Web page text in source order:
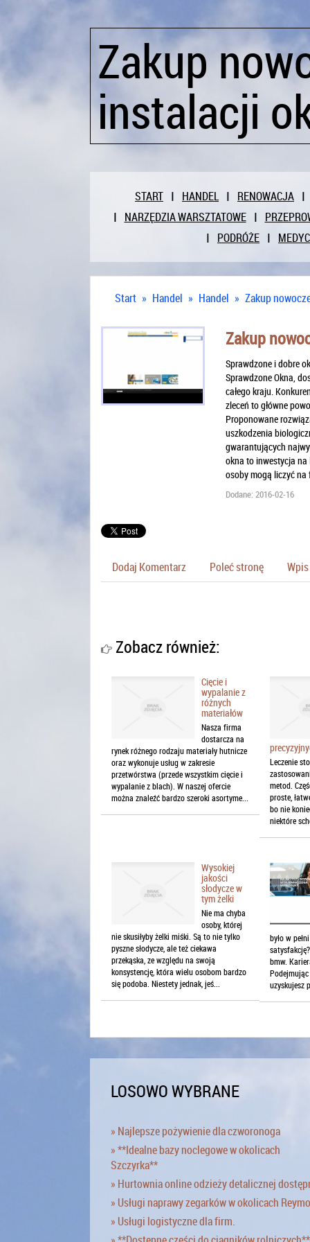
Zakup
instalacji
START HANDEL
RENOWACJA
NARZĘDZIA WARSZTATOWE
PODRÓŻE
Start » Handel » Handel » Zakup
Zakup
Sprawdzone i dobre
Sprawdzone Okna,
całego kraju.
zleceń to główne
Proponowane
uszkodzenia
gwarantujących
okna to inwestycja
osoby mogą liczyć na
Dodane: 2016-02-16
Dodaj Komentarz Poleć stronę
Zobacz również:
Cięcie i
wypalanie z
różnych
materiałów
Nasza firma
dostarcza na
rynek różnego rodzaju materiały hutnicze
oraz wykonuje usług w zakresie
przetwórstwa (przede wszystkim cięcie i
wypalanie z blach). W naszej ofercie
można znaleźć bardzo szeroki asortyme...
Leczenie
metod.
proste,
bo nie
niektóre
Wysokiej
jakości
słodycze w
tym żelki
Nie ma chyba
osoby, której
nie skusiłyby żelki miśki. Są to nie tylko
pyszne słodycze, ale też ciekawa
przekąska, ze względu na swoją
konsystencję, która wielu osobom bardzo
się podoba. Niestety jednak, jeś...
było w
bmw.
uzyskujesz
LOSOWO WYBRANE
» Najlepsze pożywienie dla czworonoga
» **Idealne bazy noclegowe w okolicach
Szczyrka**
» Hurtownia online odzieży detalicznej
» Usługi naprawy zegarków w okolicach
» Usługi logistyczne dla firm.